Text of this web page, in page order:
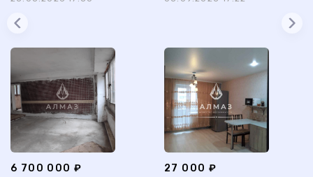
6 700 000 ₽ 27 000 ₽